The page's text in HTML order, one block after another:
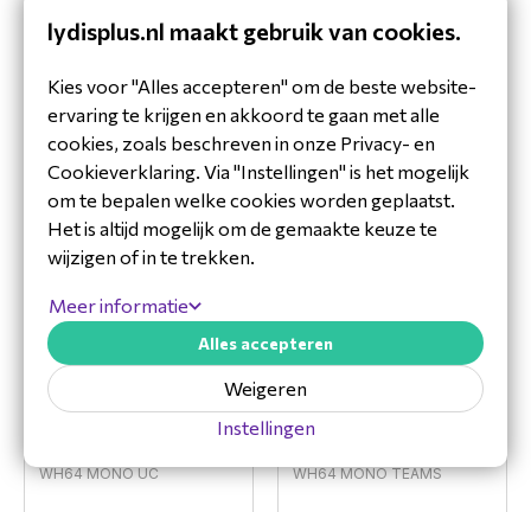
innovatieve en kwalitatief hoogwaardige VoIP-
meer. Hun producten staan bekend om hun
gebruiksgemak, uitstekende audio,
geavanceerde functies en naadloze integratie
met verschillende platforms en diensten.
Specificaties Yealink EHS62
Ondersteunt alleen Yealink WH64 headsets.
(Cisco, Avaya, Poly, Grandstream, Mitel en
Unify) en Yealink (T2X en T4XG).
Garantie
De standaard garantietermijn van Yealink
Accessoires
Yealink WH64 Mono
WH64 MONO UC
Yealink WH64 Mono
WH64 MONO TEAMS
lydisplus.nl maakt gebruik van cookies.
Kies voor "Alles accepteren" om de beste website-
ervaring te krijgen en akkoord te gaan met alle
cookies, zoals beschreven in onze Privacy- en
Cookieverklaring. Via "Instellingen" is het mogelijk
om te bepalen welke cookies worden geplaatst.
Het is altijd mogelijk om de gemaakte keuze te
wijzigen of in te trekken.
Meer informatie
Instellingen
Weigeren
Alles accepteren